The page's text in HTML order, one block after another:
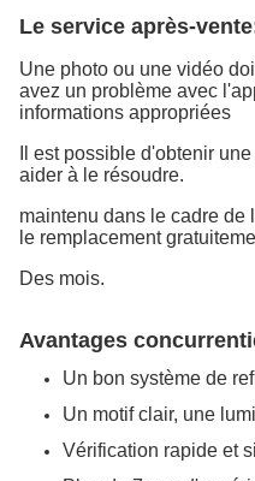
Le service après-
Une photo ou une vidéo
avez un problème avec
informations appropriées
Il est possible d'obtenir
aider à le résoudre.
maintenu dans le cadre de
le remplacement
Des mois.
Avantages
Un bon système de
Un motif clair, une
Vérification rapide et